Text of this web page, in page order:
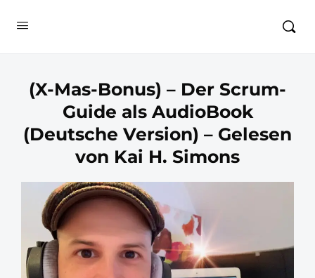
(X-Mas-Bonus) – Der Scrum-
Guide als AudioBook
(Deutsche Version) – Gelesen
von Kai H. Simons